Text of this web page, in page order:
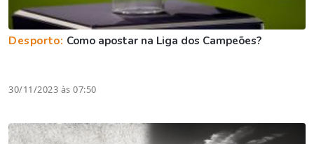
Desporto: Como apostar na Liga dos Campeões?
30/11/2023 às 07:50